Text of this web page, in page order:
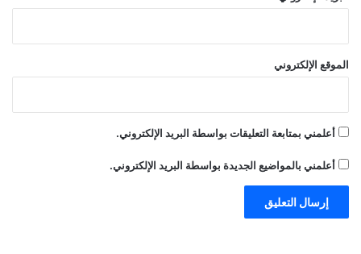
الموقع الإلكتروني
أعلمني بمتابعة التعليقات بواسطة البريد الإلكتروني.
أعلمني بالمواضيع الجديدة بواسطة البريد الإلكتروني.